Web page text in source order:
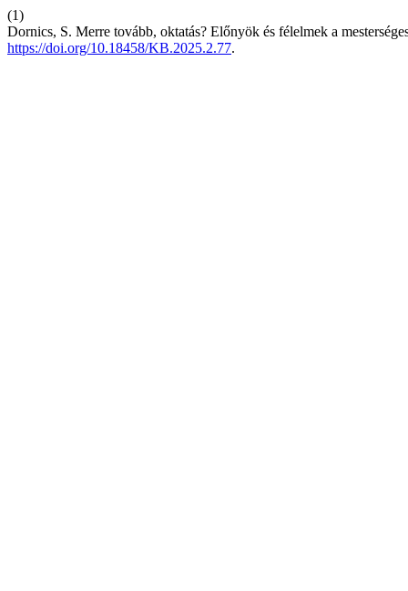
(1)
Dornics, S. Merre tovább, oktatás? Előnyök és félelmek a
https://doi.org/10.18458/KB.2025.2.77.